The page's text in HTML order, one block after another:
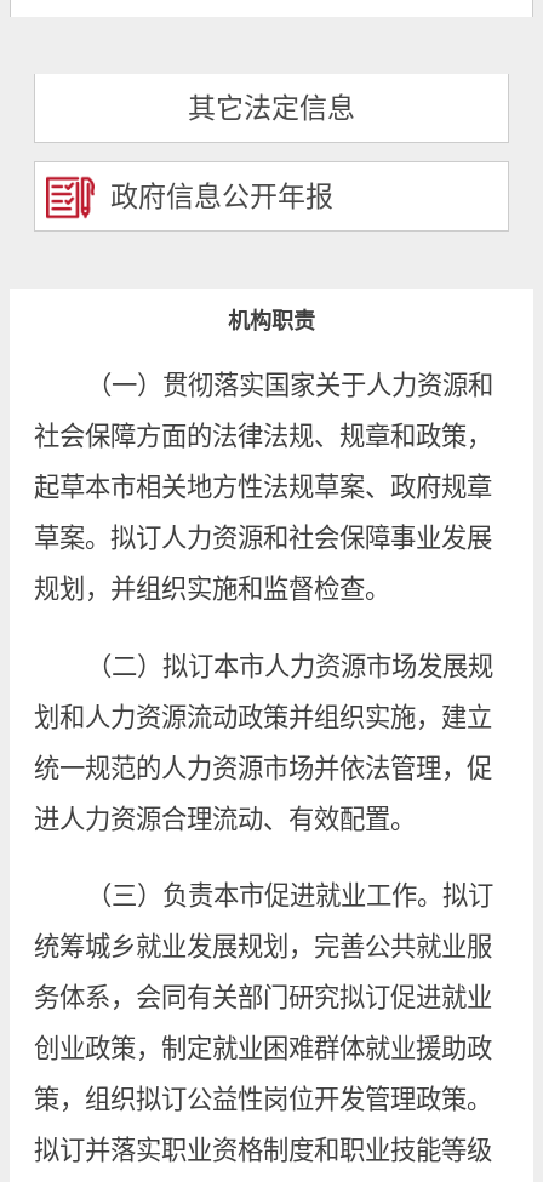
其它法定信息
政府信息公开年报
机构职责
（一）贯彻落实国家关于人力资源和
社会保障方面的法律法规、规章和政策，
起草本市相关地方性法规草案、政府规章
草案。拟订人力资源和社会保障事业发展
规划，并组织实施和监督检查。
（二）拟订本市人力资源市场发展规
划和人力资源流动政策并组织实施，建立
统一规范的人力资源市场并依法管理，促
进人力资源合理流动、有效配置。
（三）负责本市促进就业工作。拟订
统筹城乡就业发展规划，完善公共就业服
务体系，会同有关部门研究拟订促进就业
创业政策，制定就业困难群体就业援助政
策，组织拟订公益性岗位开发管理政策。
拟订并落实职业资格制度和职业技能等级